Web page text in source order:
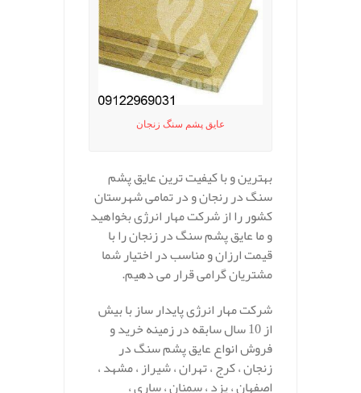
عایق پشم سنگ زنجان
بهترین و با کیفیت ترین عایق پشم
سنگ در رنجان و در تمامی شهرستان
کشور را از شرکت مهار انرژی بخواهید
و ما عایق پشم سنگ در زنجان را با
قیمت ارزان و مناسب در اختیار شما
مشتریان گرامی قرار می دهیم.
شرکت مهار انرژی پایدار ساز با بیش
از 10 سال سابقه در زمینه خرید و
فروش انواع عایق پشم سنگ در
زنجان ، کرج ، تهران ، شیراز ، مشهد ،
اصفهان ، یزد ، سمنان ، ساری ،